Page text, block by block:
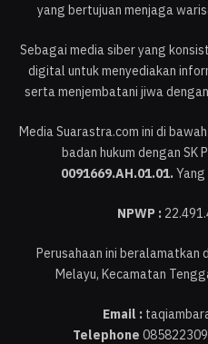
yang bertujuan menjaga
Sebagai media siber yang
digital untuk menyediakan
serta menjembatani jiwa
Media Suarastra.com ini di
badan hukum dengan SK
0091669.AH.01.01.
NPWP :
Perusahaan ini beralamatkan
Melayu, Kecamatan
Email :
Telephone